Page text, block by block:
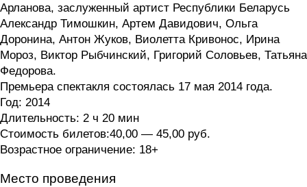
Арланова, заслуженный артист Республики Беларусь
Александр Тимошкин, Артем Давидович, Ольга
Доронина, Антон Жуков, Виолетта Кривонос, Ирина
Мороз, Виктор Рыбчинский, Григорий Соловьев, Татьяна
Федорова.
Премьера спектакля состоялась 17 мая 2014 года.
Год: 2014
Длительность: 2 ч 20 мин
Стоимость билетов:40,00 — 45,00 руб.
Возрастное ограничение: 18+
Место проведения